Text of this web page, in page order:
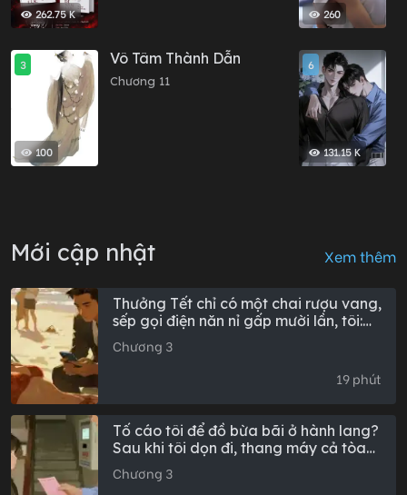
262.75 K
100
3 Vô Tâm Thành Dẫn
Chương 11
260
131.15 K
6
Mới cập nhật Xem thêm
Thưởng Tết chỉ có một chai rượu vang,
sếp gọi điện năn nỉ gấp mười lần, tôi:
Rượu còn chưa uống hết
Chương 3
19 phút
Tố cáo tôi để đồ bừa bãi ở hành lang?
Sau khi tôi dọn đi, thang máy cả tòa
nhà đều ngừng hoạt động (Toàn văn)
Chương 3